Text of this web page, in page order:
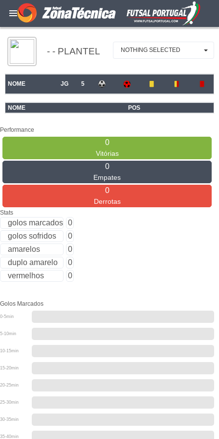
- - PLANTEL NOTHING SELECTED
NOME JG 5
NOME POS
Performance
0
Vitórias
0
Empates
0
Derrotas
Stats
golos marcados 0
golos sofridos
0
amarelos
0
duplo amarelo
0
vermelhos
0
Golos Marcados
0-5min
5-10min
10-15min
15-20min
20-25min
25-30min
30-35min
35-40min